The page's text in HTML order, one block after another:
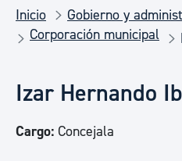
Inicio
Gobierno y
Corporación municipal
Izar Hernando
Cargo: Concejala